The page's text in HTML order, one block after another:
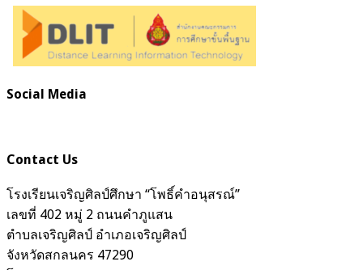
Social Media
Contact Us
โรงเรียนเจริญศิลป์ศึกษา “โพธิ์คำอนุสรณ์”
เลขที่ 402 หมู่ 2 ถนนคำภูแสน
ตำบลเจริญศิลป์ อำเภอเจริญศิลป์
จังหวัดสกลนคร 47290